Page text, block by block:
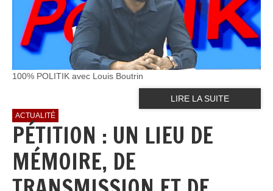
100% POLITIK avec Louis Boutrin
LIRE LA SUITE
ACTUALITÉ
PÉTITION : UN LIEU DE
MÉMOIRE, DE